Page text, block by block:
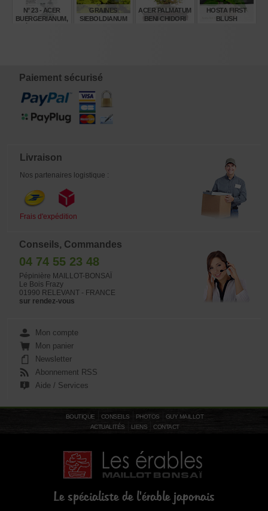
N° 23 - ACER
BUERGERIANUM,
GRAINES
SIEBOLDIANUM
ACER PALMATUM
BENI CHIDORI
HOSTA FIRST
BLUSH
Paiement sécurisé
Livraison
Nos partenaires logistique :
Frais d'expédition
Conseils, Commandes
04 74 55 23 48
Pépinière MAILLOT-BONSAÏ
Le Bois Frazy
01990 RELEVANT - FRANCE
sur rendez-vous
Mon compte
Mon panier
Newsletter
Abonnement RSS
Aide / Services
BOUTIQUE CONSEILS PHOTOS
GUY MAILLOT
ACTUALITÉS
LIENS CONTACT
Le spécialiste de l'érable japonais